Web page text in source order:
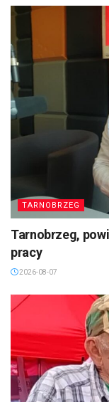
TARNOBRZEG
Tarnobrzeg,
pracy
2026-08-07